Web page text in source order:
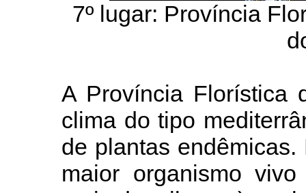
7º lugar: Província
A Província Florística
clima do tipo
de plantas
maior organismo